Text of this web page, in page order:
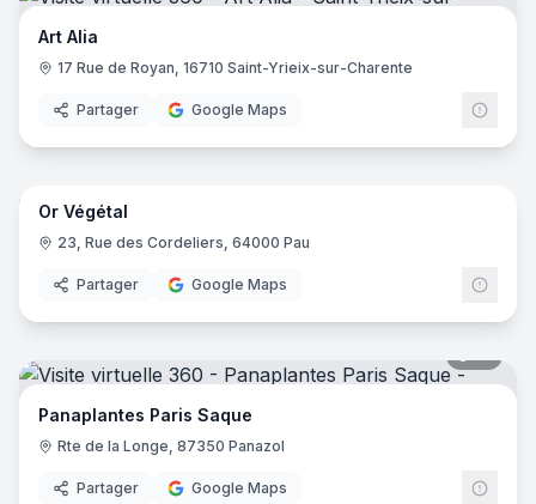
Art Alia
17 Rue de Royan, 16710 Saint-Yrieix-sur-Charente
Partager Google Maps
8
Or Végétal
23, Rue des Cordeliers, 64000 Pau
Partager Google Maps
Panaplantes Paris Saque
Rte de la Longe, 87350 Panazol
Partager Google Maps